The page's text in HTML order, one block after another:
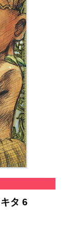
タ 6